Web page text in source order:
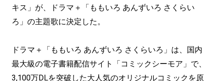
キス」が、ドラマ＋「ももいろ あんずいろ さくらい
ろ」の主題歌に決定した。
ドラマ＋「ももいろ あんずいろ さくらいろ」は、国内
最大級の電子書籍配信サイト「コミックシーモア」で、
3,100万DLを突破した大人気のオリジナルコミックを原